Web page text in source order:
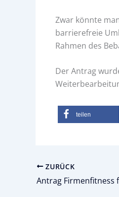
Zwar könnte
barrierefreie
Rahmen des
Der Antrag
teilen
ZURÜCK
Antrag Firmenfitness